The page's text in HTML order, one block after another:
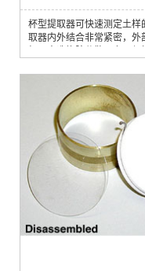
杯型提取器可快速测定土
取器内外结合非常紧密，
的出口。陶瓷杯巨大的接
速达到平衡，在大多数情